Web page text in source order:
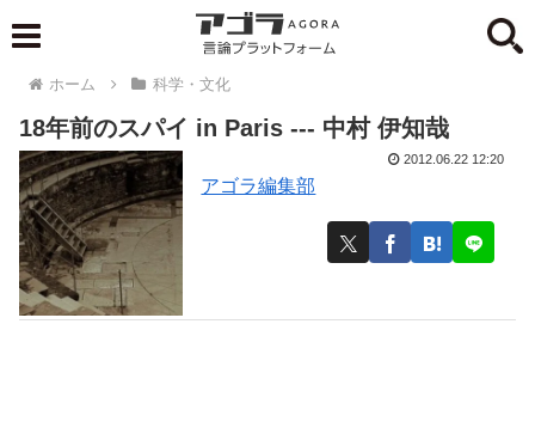
ホーム 科学・文化
18年前のスパイ in Paris --- 中村 伊知哉
アゴラ編集部
2012.06.22 12:20